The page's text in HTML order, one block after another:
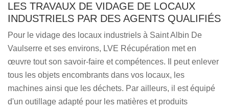
LES TRAVAUX DE VIDAGE DE LOCAUX
INDUSTRIELS PAR DES AGENTS QUALIFIÉS
Pour le vidage des locaux industriels à Saint Albin De
Vaulserre et ses environs, LVE Récupération met en
œuvre tout son savoir-faire et compétences. Il peut enlever
tous les objets encombrants dans vos locaux, les
machines ainsi que les déchets. Par ailleurs, il est équipé
d'un outillage adapté pour les matières et produits